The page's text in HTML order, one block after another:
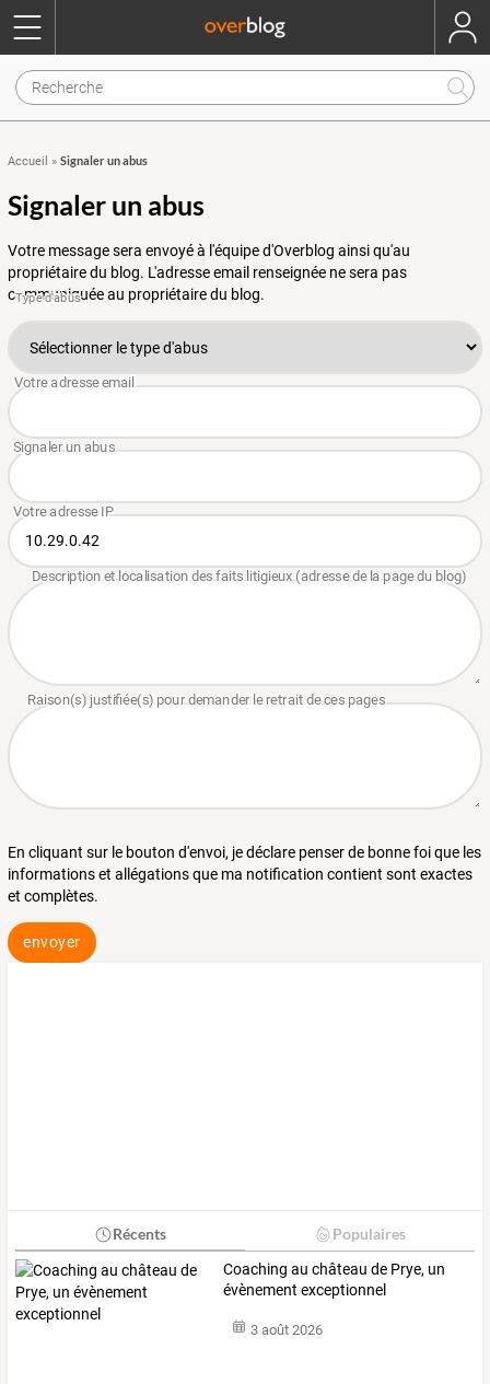
Accueil » Signaler un abus
Signaler un abus
Votre message sera envoyé à l'équipe d'Overblog ainsi qu'au
propriétaire du blog. L'adresse email renseignée ne sera pas
communiquée au propriétaire du blog.
En cliquant sur le bouton d'envoi, je déclare penser de bonne foi que les
informations et allégations que ma notification contient sont exactes
et complètes.
envoyer
Récents Populaires
Coaching au château de Prye, un
évènement exceptionnel
3 août 2026